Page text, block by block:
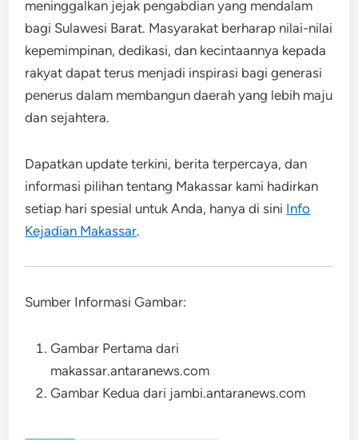
meninggalkan jejak pengabdian yang mendalam
bagi Sulawesi Barat. Masyarakat berharap nilai-nilai
kepemimpinan, dedikasi, dan kecintaannya kepada
rakyat dapat terus menjadi inspirasi bagi generasi
penerus dalam membangun daerah yang lebih maju
dan sejahtera.
Dapatkan update terkini, berita terpercaya, dan
informasi pilihan tentang Makassar kami hadirkan
setiap hari spesial untuk Anda, hanya di sini Info
Kejadian Makassar.
Sumber Informasi Gambar:
Gambar Pertama dari
makassar.antaranews.com
Gambar Kedua dari jambi.antaranews.com